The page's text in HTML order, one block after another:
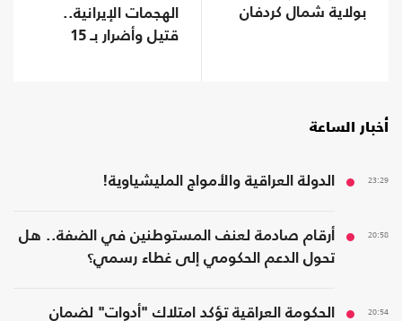
بولاية شمال كردفان
الهجمات الإيرانية..
قتيل وأضرار بـ 15
أخبار الساعة
23:29 الدولة العراقية والأمواج المليشياوية!
20:58
أرقام صادمة لعنف المستوطنين في الضفة.. هل
تحول الدعم الحكومي إلى غطاء رسمي؟
20:54
الحكومة العراقية تؤكد امتلاك "أدوات" لضمان